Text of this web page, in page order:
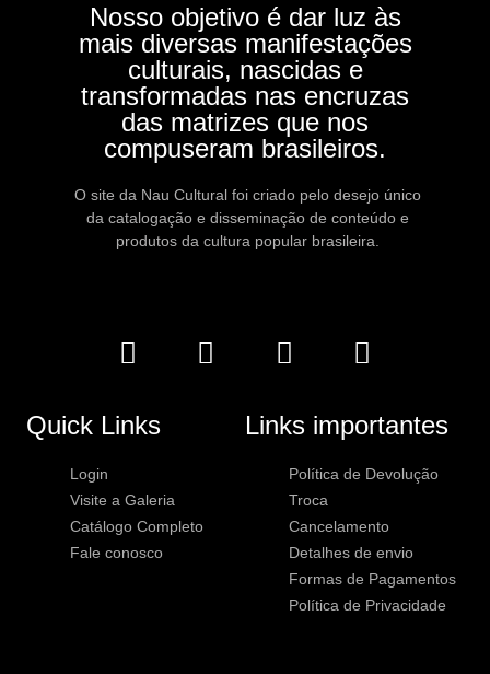
Nosso objetivo é dar luz às
mais diversas manifestações
culturais, nascidas e
transformadas nas encruzas
das matrizes que nos
compuseram brasileiros.
O site da Nau Cultural foi criado pelo desejo único
da catalogação e disseminação de conteúdo e
produtos da cultura popular brasileira.
Quick Links
Login
Visite a Galeria
Catálogo Completo
Fale conosco
Links importantes
Política de Devolução
Troca
Cancelamento
Detalhes de envio
Formas de Pagamentos
Política de Privacidade